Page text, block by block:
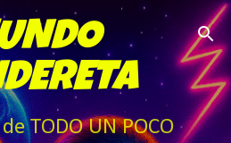
principal
TODO UN POCO